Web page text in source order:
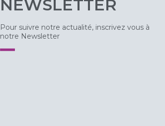
NEWSLETTER
Pour suivre notre actualité, inscrivez vous à
notre Newsletter